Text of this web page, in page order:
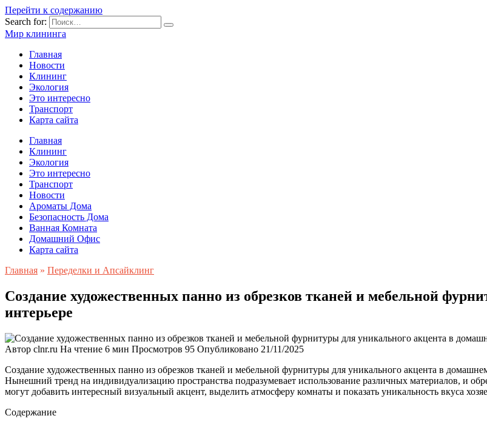
Перейти к содержанию
Search for:
Мир клининга
Главная
Новости
Клининг
Экология
Это интересно
Транспорт
Карта сайта
Главная
Клининг
Экология
Это интересно
Транспорт
Новости
Ароматы Дома
Безопасность Дома
Ванная Комната
Домашний Офис
Карта сайта
Главная » Переделки и Апсайклинг
Создание художественных панно из обрезков тканей и мебельной
интерьере
Автор clnr.ru На чтение 6 мин Просмотров 95 Опубликовано 21/11/2025
Создание художественных панно из обрезков тканей и мебельной фурнитуры для уникального акцента в
Нынешний тренд на индивидуализацию пространства подразумевает использование различных материалов, и
могут добавить интересный визуальный акцент, выделить атмосферу комнаты и показать уникальность вкуса
Содержание